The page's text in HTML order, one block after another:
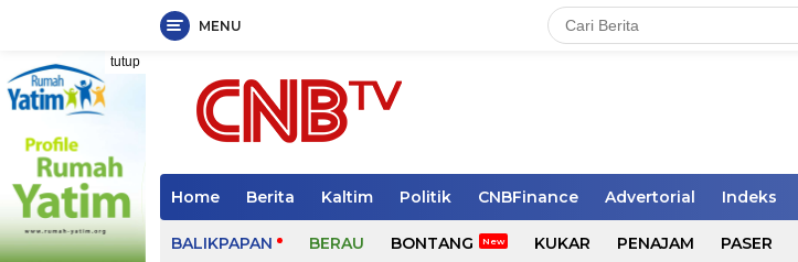
Langsung
ke
konten
MENU
tutup
Home Berita Kaltim Politik CNBFinance Advertorial Indeks
BALIKPAPAN BERAU BONTANG KUKAR PENAJAM PASER